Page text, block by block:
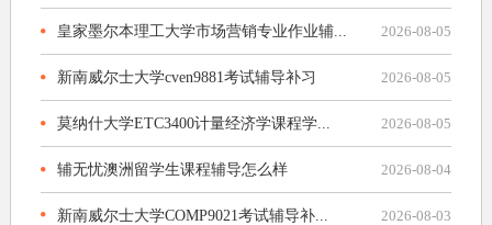
皇家墨尔本理工大学市场营销专业作业辅... 2026-08-05
新南威尔士大学cven9881考试辅导补习 2026-08-05
莫纳什大学ETC3400计量经济学课程学... 2026-08-05
辅无忧澳洲留学生课程辅导怎么样 2026-08-04
新南威尔士大学COMP9021考试辅导补... 2026-08-03